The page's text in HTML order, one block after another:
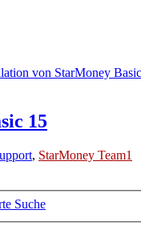
von StarMoney
15
, StarMoney Team1
Suche